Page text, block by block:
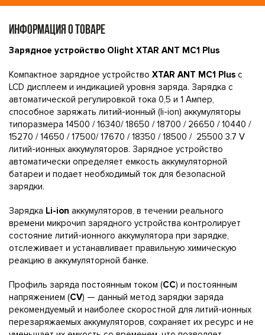
ИНФОРМАЦИЯ О ТОВАРЕ
Зарядное устройство Olight XTAR ANT MC1 Plus
Компактное зарядное устройство XTAR ANT MC1 Plus c
LCD дисплеем и индикацией уровня заряда. Зарядка с
автоматической регулировкой тока 0,5 и 1 Ампер,
способное заряжать литий-ионный (li-ion) аккумуляторы
типоразмера 14500 / 16340/ 18650 / 18700 / 26650 / 10440 /
15270 / 14650 / 17500/ 17670 / 18350 / 18500 / 25500 3.7 V
литий-ионных аккумуляторов. Зарядное устройство
автоматически определяет емкость аккумуляторной
батареи и подает необходимый ток для безопасной
зарядки.
Зарядка Li-ion аккумуляторов, в течении реального
времени микрочип зарядного устройства контролирует
состояние литий-ионного аккумулятора при зарядке,
отслеживает и устанавливает правильную химическую
реакцию в аккумуляторной банке.
Профиль заряда постоянным током (CC) и постоянным
напряжением (CV) — данный метод зарядки заряда
рекомендуемый и наиболее скоростной для литий-ионных
перезаряжаемых аккумуляторов, сохраняет их ресурс и не